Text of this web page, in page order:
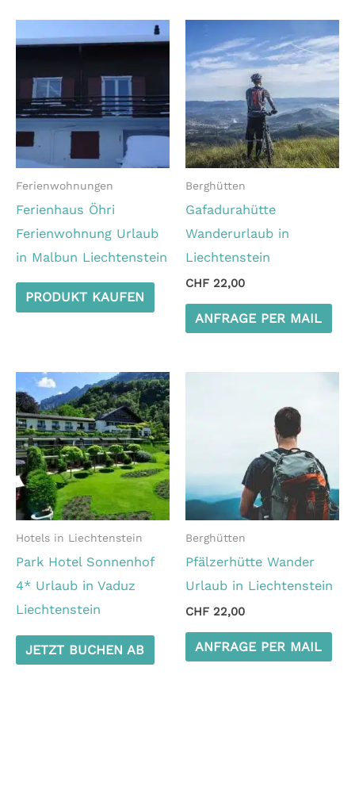
Ferienwohnungen
Ferienhaus Öhri
Ferienwohnung Urlaub
in Malbun Liechtenstein
PRODUKT KAUFEN
Berghütten
Gafadurahütte
Wanderurlaub in
Liechtenstein
CHF 22,00
ANFRAGE PER MAIL
Hotels in Liechtenstein
Park Hotel Sonnenhof
4* Urlaub in Vaduz
Liechtenstein
JETZT BUCHEN AB
Berghütten
Pfälzerhütte Wander
Urlaub in Liechtenstein
CHF 22,00
ANFRAGE PER MAIL